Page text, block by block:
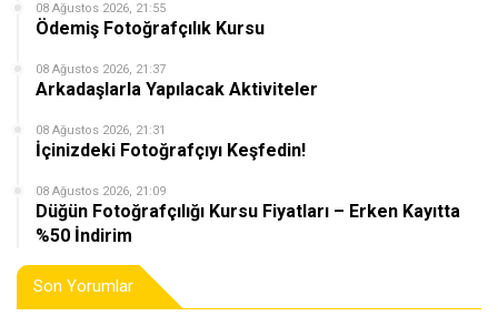
08 Ağustos 2026, 21:55
Ödemiş Fotoğrafçılık Kursu
08 Ağustos 2026, 21:37
Arkadaşlarla Yapılacak Aktiviteler
08 Ağustos 2026, 21:31
İçinizdeki Fotoğrafçıyı Keşfedin!
08 Ağustos 2026, 21:09
Düğün Fotoğrafçılığı Kursu Fiyatları – Erken Kayıtta
%50 İndirim
Son Yorumlar